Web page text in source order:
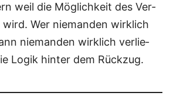
weil die Mög­lich­keit des Ver­
Wer nie­man­den wirk­lich
nie­man­den wirk­lich ver­lie­
Logik hin­ter dem Rückzug.